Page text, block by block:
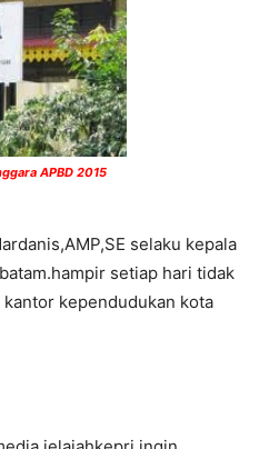
APBD 2015
selaku kepala
setiap hari tidak
kependudukan kota